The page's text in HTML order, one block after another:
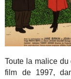
Toute la malice
film de 1997,